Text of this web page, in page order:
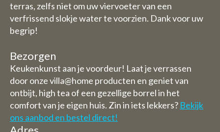
terras, zelfs niet om uw viervoeter van een
verfrissend slokje water te voorzien. Dank voor uw
begrip!
Bezorgen
Keukenkunst aan je voordeur! Laat je verrassen
door onze villa@home producten en geniet van
ontbijt, high tea of een gezellige borrel in het
comfort van je eigen huis. Zin in iets lekkers? Bekijk
ons aanbod en bestel direct!